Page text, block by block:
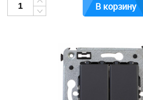
В корзину